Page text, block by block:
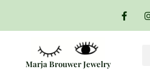
Marja Brouwer Jewelry